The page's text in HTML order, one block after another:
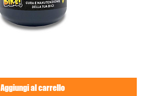
Aggiungi al carrello